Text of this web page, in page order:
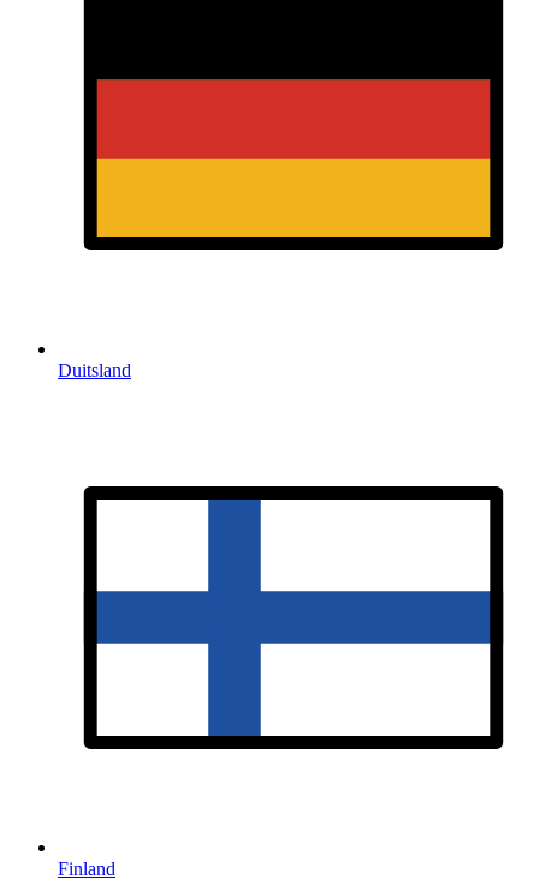
Duitsland
Finland